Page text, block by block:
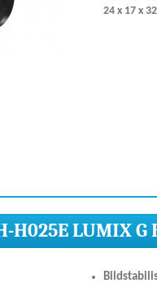
24 x 17 x
H025E LUMIX G